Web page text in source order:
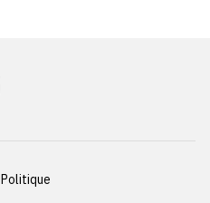
Politique